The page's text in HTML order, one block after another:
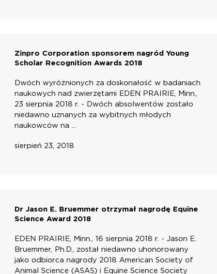
Zinpro Corporation sponsorem nagród Young
Scholar Recognition Awards 2018
Dwóch wyróżnionych za doskonałość w badaniach
naukowych nad zwierzętami EDEN PRAIRIE, Minn.,
23 sierpnia 2018 r. - Dwóch absolwentów zostało
niedawno uznanych za wybitnych młodych
naukowców na ...
sierpień 23, 2018
Dr Jason E. Bruemmer otrzymał nagrodę Equine
Science Award 2018
EDEN PRAIRIE, Minn., 16 sierpnia 2018 r. - Jason E.
Bruemmer, Ph.D., został niedawno uhonorowany
jako odbiorca nagrody 2018 American Society of
Animal Science (ASAS) i Equine Science Society